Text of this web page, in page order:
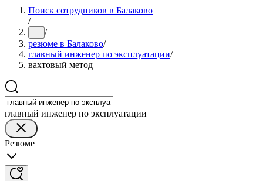
Поиск сотрудников в Балаково
/
... /
резюме в Балаково/
главный инженер по эксплуатации/
вахтовый метод
главный инженер по эксплуатации
Резюме